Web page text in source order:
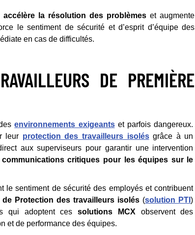
accélère la résolution des problèmeset augmente
le sentiment de sécurité et d’esprit d’équipe des
en cas de difficultés.
DE PREMIÈRE
environnements exigeantset parfois dangereux.
leur protection des travailleurs isolésgrâce à un
aux superviseurs pour garantir une intervention
critiques pour les équipes sur le
sentiment de sécurité des employés et contribuent
Protection des travailleurs isolés (solution PTI)
qui adoptent cessolutions MCX observent des
et de performance des équipes.